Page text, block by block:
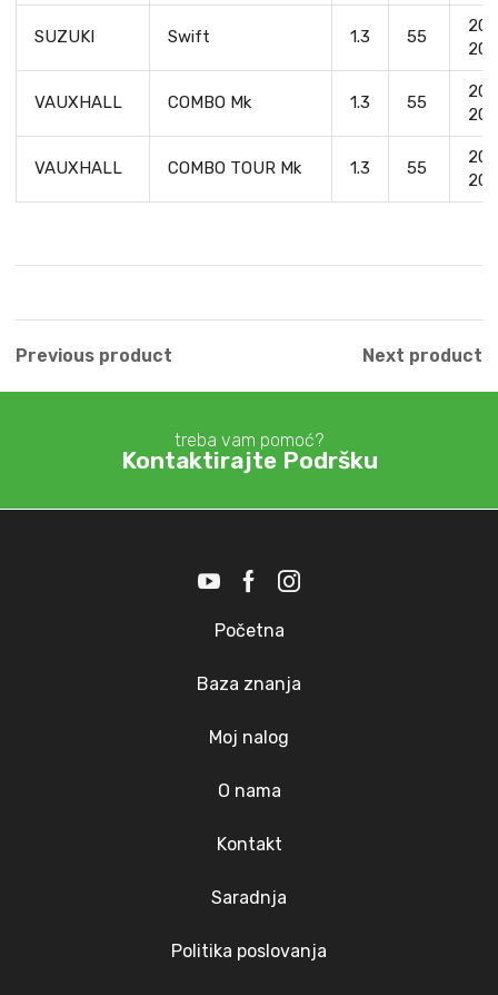
SUZUKI Swift 1.3 55
VAUXHALL COMBO Mk 1.3 55
VAUXHALL COMBO TOUR Mk 1.3 55
Previous product Next product
treba vam pomoć?
Kontaktirajte Podršku
Početna
Baza znanja
Moj nalog
O nama
Kontakt
Saradnja
Politika poslovanja